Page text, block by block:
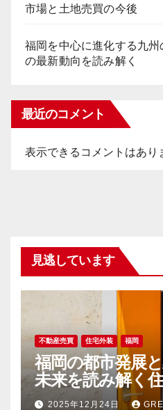
市場と土地売買の今後
福岡を中心に進化する九
の最新動向を読み解く
最近のコメント
表示できるコメントはあり
見逃しています
不動産売買 住宅外装 福岡
福岡の都市発展
未来を読み解く
長が交差する街
2025年12月24日